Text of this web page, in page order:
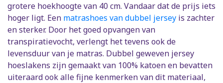
grotere hoekhoogte van 40 cm. Vandaar dat de prijs iets
hoger ligt. Een matrashoes van dubbel jersey is zachter
en sterker. Door het goed opvangen van
transpiratievocht, verlengt het tevens ook de
levensduur van je matras. Dubbel geweven jersey
hoeslakens zijn gemaakt van 100% katoen en bevatten
uiteraard ook alle fijne kenmerken van dit materiaal,